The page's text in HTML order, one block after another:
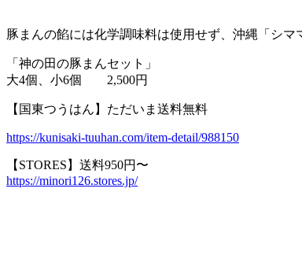
豚まんの餡には化学調味料は使用せず、沖縄「シ
「神の田の豚まんセット」
大4個、小6個 2,500円
【国東つうはん】ただいま送料無料
https://kunisaki-tuuhan.com/item-detail/988150
【STORES】送料950円〜
https://minori126.stores.jp/